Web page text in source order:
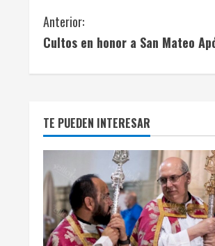
S
i
g
u
e
l
e
y
Anterior:
Cultos en honor a San Mateo
TE PUEDEN INTERESAR